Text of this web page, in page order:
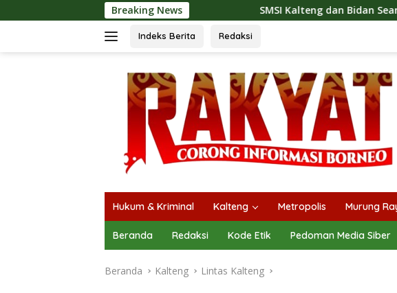
ke
Breaking News
SMSI Kalteng dan Bidan Sean Bangun Kolaborasi
Indeks Berita Redaksi
Hukum & Kriminal Kalteng Metropolis Murung
Beranda Redaksi Kode Etik Pedoman Media Siber
Beranda Kalteng Lintas Kalteng